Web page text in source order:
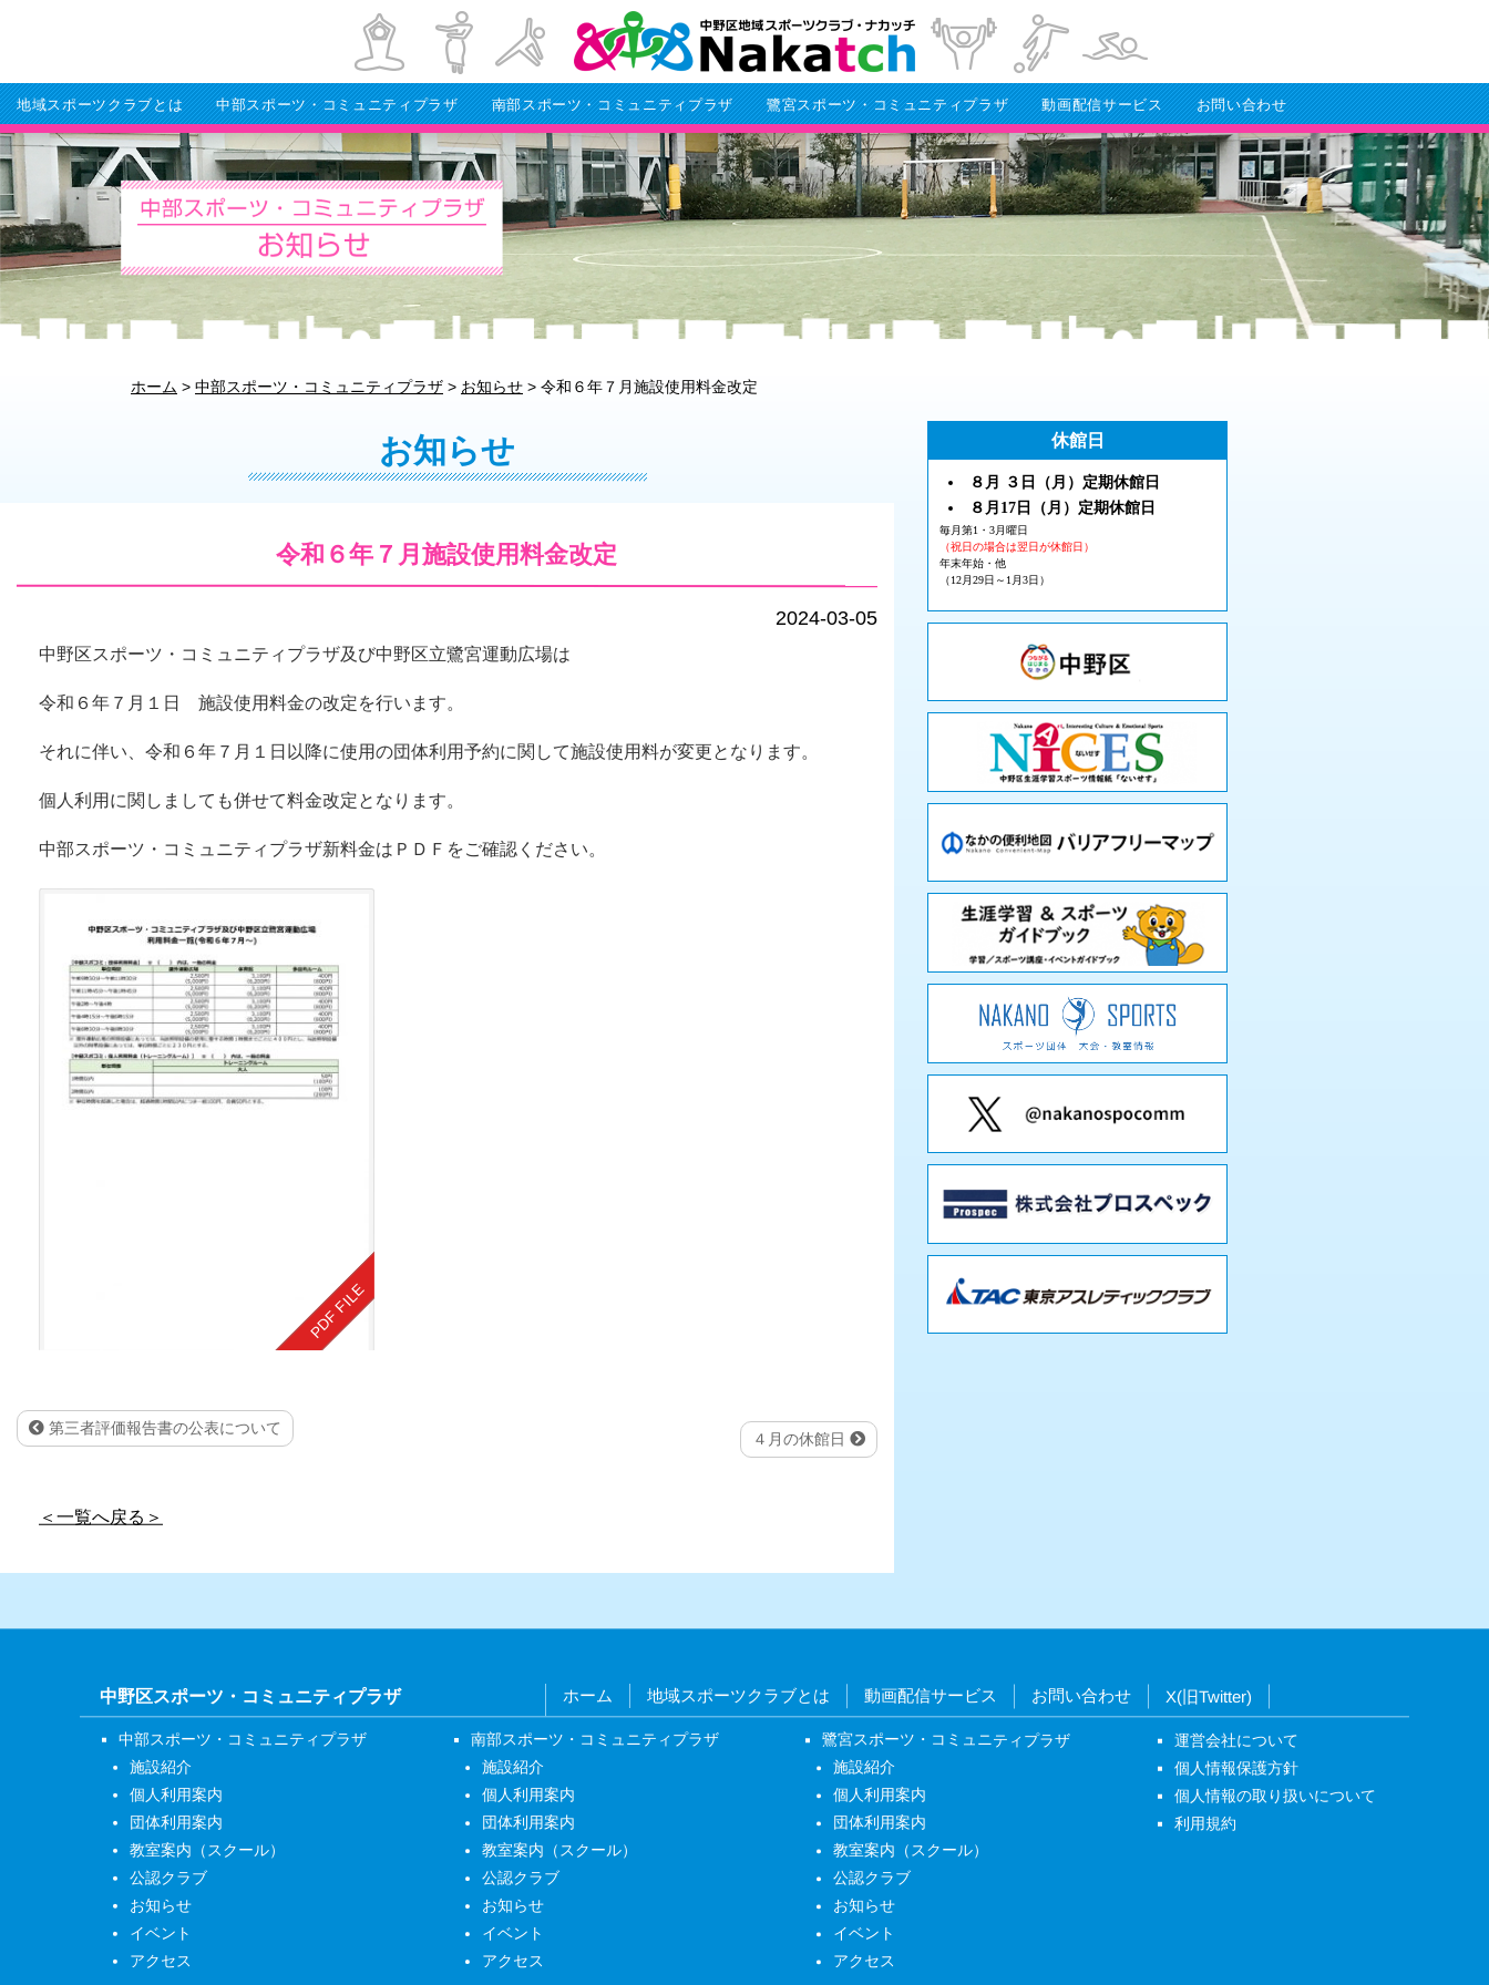
地域スポーツクラブとは 中部スポーツ・コミュニティプラザ 南部スポーツ・コミュニティプラザ 鷺宮スポーツ・コミュニティプラザ 動画配信サービス お問い合わせ
ホーム > 中部スポーツ・コミュニティプラザ > お知らせ > 令和６年７月施設使用料金改定
お知らせ
令和６年７月施設使用料金改定
2024-03-05
中野区スポーツ・コミュニティプラザ及び中野区立鷺宮運動広場は
令和６年７月１日 施設使用料金の改定を行います。
それに伴い、令和６年７月１日以降に使用の団体利用予約に関して施設使用料が変更となります。
個人利用に関しましても併せて料金改定となります。
中部スポーツ・コミュニティプラザ新料金はＰＤＦをご確認ください。
第三者評価報告書の公表について
４月の休館日
＜一覧へ戻る＞
休館日
８月 ３ 日（月 ） 定期休館日
８月17日（月 ）定期休館日
毎月第1・3月曜日
（祝日の場合は翌日が休館日）
年末年始・他
（12月29日～1月3日）
中野区スポーツ・コミュニティプラザ ホーム 地域スポーツクラブとは 動画配信サービス お問い合わせ X(旧Twitter)
中部スポーツ・コミュニティプラザ
施設紹介
個人利用案内
団体利用案内
教室案内（スクール）
公認クラブ
お知らせ
イベント
アクセス
南部スポーツ・コミュニティプラザ
施設紹介
個人利用案内
団体利用案内
教室案内（スクール）
公認クラブ
お知らせ
イベント
アクセス
鷺宮スポーツ・コミュニティプラザ
施設紹介
個人利用案内
団体利用案内
教室案内（スクール）
公認クラブ
お知らせ
イベント
アクセス
運営会社について
個人情報保護方針
個人情報の取り扱いについて
利用規約